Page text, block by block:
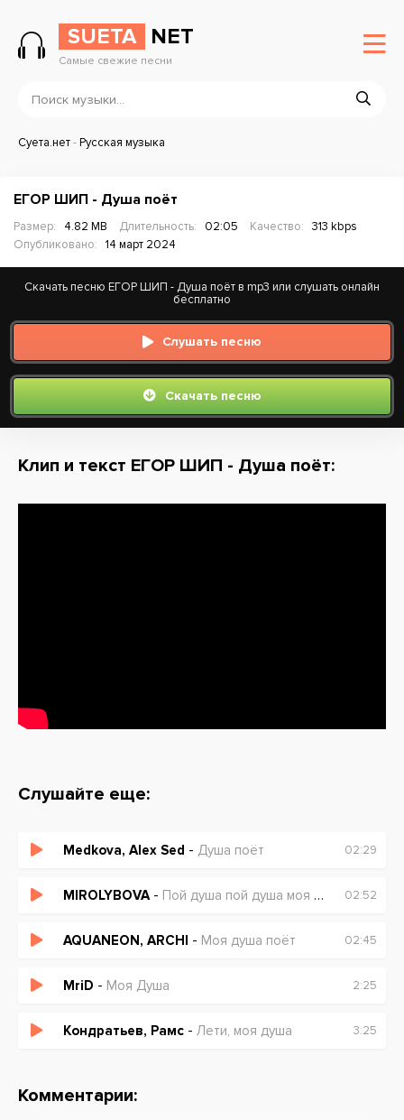
SUETA NET
Самые свежие песни
Суета.нет-Русская музыка
ЕГОР ШИП - Душа поёт
Размер: 4.82 MB Длительность: 02:05 Качество:
313 kbps
Опубликовано:
14 март 2024
Скачать песню ЕГОР ШИП - Душа поёт в mp3 или слушать онлайн
бесплатно
Слушать песню
Скачать песню
Клип и текст ЕГОР ШИП - Душа поёт:
Слушайте еще:
Medkova, Alex Sed - Душа поёт 02:29
MIROLYBOVA- Пой душа пой душа моя ты рванная 02:52
AQUANEON, ARCHI - Моя душа поёт 02:45
MriD - Моя Душа 2:25
Кондратьев, Рамс - Лети, моя душа 3:25
Комментарии: